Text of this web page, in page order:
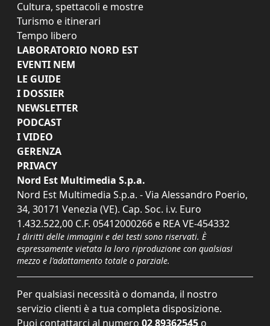
Cultura, spettacoli e mostre
Turismo e itinerari
Tempo libero
LABORATORIO NORD EST
EVENTI NEM
LE GUIDE
I DOSSIER
NEWSLETTER
PODCAST
I VIDEO
GERENZA
PRIVACY
Nord Est Multimedia S.p.a.
Nord Est Multimedia S.p.a. - Via Alessandro Poerio,
34, 30171 Venezia (VE). Cap. Soc. i.v. Euro
1.432.522,00 C.F. 05412000266 e REA VE-454332
I diritti delle immagini e dei testi sono riservati. È
espressamente vietata la loro riproduzione con qualsiasi
mezzo e l'adattamento totale o parziale.
Per qualsiasi necessità o domanda, il nostro
servizio clienti è a tua completa disposizione.
Puoi contattarci al numero 02 89362545 o